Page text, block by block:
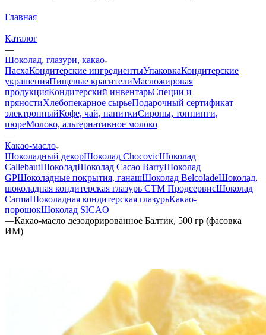
Главная
—
Каталог
—
Шоколад, глазури, какао
ПасхаКондитерские ингредиентыУпаковкаКондитерские
украшенияПищевые красителиМасложировая
продукцияКондитерский инвентарьСпеции и
пряностиХлебопекарное сырьеПодарочный сертификат
электронныйКофе, чай, напиткиСиропы, топпинги,
пюреМолоко, альтернативное молоко
—
Какао-масло
Шоколадный декорШоколад ChocovicШоколад
CallebautШоколадШоколад Cacao BarryШоколад
GPШоколадные покрытия, ганашШоколад BelcoladeШоколад,
шоколадная кондитерская глазурь СТМ ПродсервисШоколад
CarmaШоколадная кондитерская глазурьКакао-
порошокШоколад SICAO
—Какао-масло дезодорированное Балтик, 500 гр (фасовка
ИМ)